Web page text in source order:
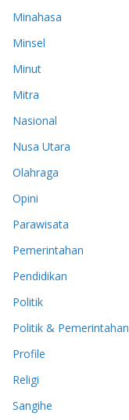
Minahasa
Minsel
Minut
Mitra
Nasional
Nusa Utara
Olahraga
Opini
Parawisata
Pemerintahan
Pendidikan
Politik
Politik & Pemerintahan
Profile
Religi
Sangihe